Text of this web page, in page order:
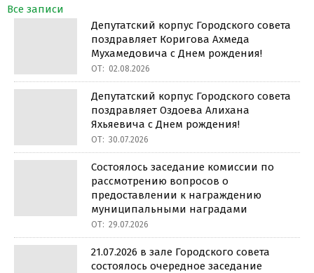
Все записи
Депутатский корпус Городского совета
поздравляет Коригова Ахмеда
Мухамедовича с Днем рождения!
ОТ: 02.08.2026
Депутатский корпус Городского совета
поздравляет Оздоева Алихана
Яхьяевича с Днем рождения!
ОТ: 30.07.2026
Состоялось заседание комиссии по
рассмотрению вопросов о
предоставлении к награждению
муниципальными наградами
ОТ: 29.07.2026
21.07.2026 в зале Городского совета
состоялось очередное заседание